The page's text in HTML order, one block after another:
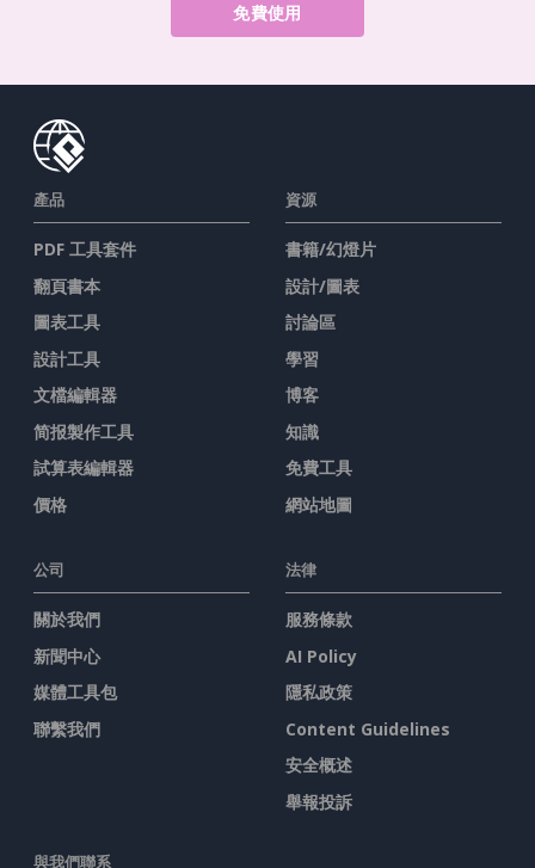
免費使用
產品
PDF 工具套件
翻頁書本
圖表工具
設計工具
文檔編輯器
简报製作工具
試算表編輯器
價格
資源
書籍/幻燈片
設計/圖表
討論區
學習
博客
知識
免費工具
網站地圖
公司
關於我們
新聞中心
媒體工具包
聯繫我們
法律
服務條款
AI Policy
隱私政策
Content Guidelines
安全概述
舉報投訴
與我們聯系